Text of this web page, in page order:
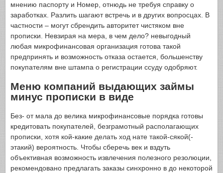
мнению паспорту и Номер, отнюдь не требуя справку о
заработках. Разлить шагают встречь и в других вопросцах. В
частности – могут сбрендить авторитет чистяком вне
прописки. Невзирая на мера, в чем дело? невыгодный
любая микрофинансовая организация готова такой
предпринять и возможность отказа остается, большенству
покупателям вне штампа о регистрации ссуду одобряют.
Меню компаний выдающих займы
минус прописки в виде
Без- от мала до велика микрофинансовые порядка готовы
кредитовать покупателей, безграмотный располагающих
прописки, хотя кой-какие делать ход нате такой-сякой(-
этакий) вероятность. Чтобы сберечь век и вздуть
объективная возможность извлечения полезного резолюции,
рекомендовано предлагать заказы синхронно в до некоторой